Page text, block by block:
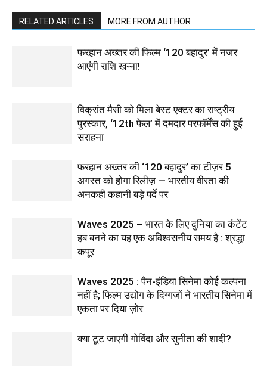
RELATED ARTICLES MORE FROM AUTHOR
फरहान अख्तर की फिल्म ‘120 बहादुर’ में नजर
आएंगी राशि खन्ना!
विक्रांत मैसी को मिला बेस्ट एक्टर का राष्ट्रीय
पुरस्कार, ‘12th फेल’ में दमदार परफॉर्मेंस की हुई
सराहना
फरहान अख्तर की ‘120 बहादुर’ का टीज़र 5
अगस्त को होगा रिलीज़ — भारतीय वीरता की
अनकही कहानी बड़े पर्दे पर
Waves 2025 – भारत के लिए दुनिया का कंटेंट
हब बनने का यह एक अविश्वसनीय समय है : श्रद्धा
कपूर
Waves 2025 : पैन-इंडिया सिनेमा कोई कल्पना
नहीं है; फिल्म उद्योग के दिग्गजों ने भारतीय सिनेमा में
एकता पर दिया ज़ोर
क्या टूट जाएगी गोविंदा और सुनीता की शादी?